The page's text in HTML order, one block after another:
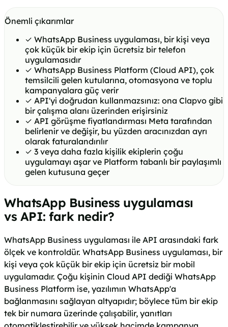
Önemli çıkarımlar
✓ WhatsApp Business uygulaması, bir kişi veya
çok küçük bir ekip için ücretsiz bir telefon
uygulamasıdır
✓ WhatsApp Business Platform (Cloud API), çok
temsilcili gelen kutularına, otomasyona ve toplu
kampanyalara güç verir
✓ API'yi doğrudan kullanmazsınız: ona Clapvo gibi
bir çalışma alanı üzerinden erişirsiniz
✓ API görüşme fiyatlandırması Meta tarafından
belirlenir ve değişir, bu yüzden aracınızdan ayrı
olarak faturalandırılır
✓ 3 veya daha fazla kişilik ekiplerin çoğu
uygulamayı aşar ve Platform tabanlı bir paylaşımlı
gelen kutusuna geçer
WhatsApp Business uygulaması
vs API: fark nedir?
WhatsApp Business uygulaması ile API arasındaki fark
ölçek ve kontroldür. WhatsApp Business uygulaması, bir
kişi veya çok küçük bir ekip için ücretsiz bir mobil
uygulamadır. Çoğu kişinin Cloud API dediği WhatsApp
Business Platform ise, yazılımın WhatsApp'a
bağlanmasını sağlayan altyapıdır; böylece tüm bir ekip
tek bir numara üzerinde çalışabilir, yanıtları